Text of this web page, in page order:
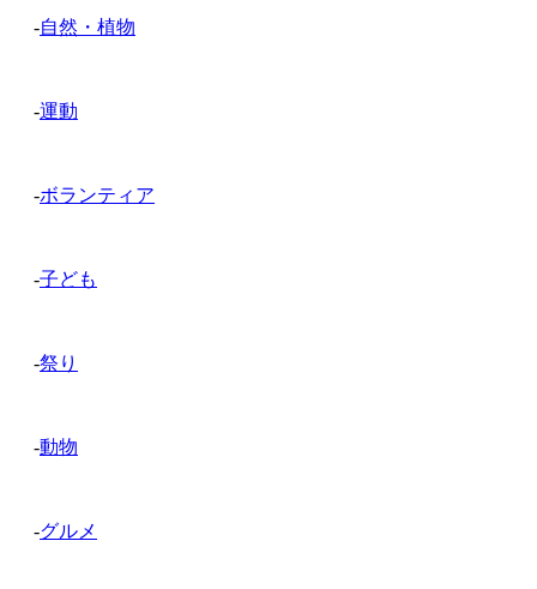
-自然・植物
-運動
-ボランティア
-子ども
-祭り
-動物
-グルメ